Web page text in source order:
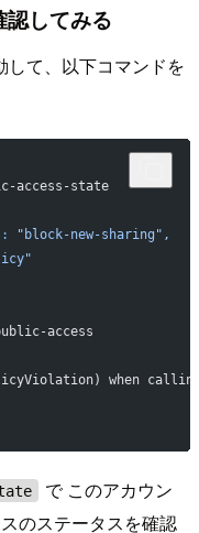
してみる
て、以下コマンドを
access-state
:
"block-new-sharing",
access
when
で このアカウン
のステータスを確認